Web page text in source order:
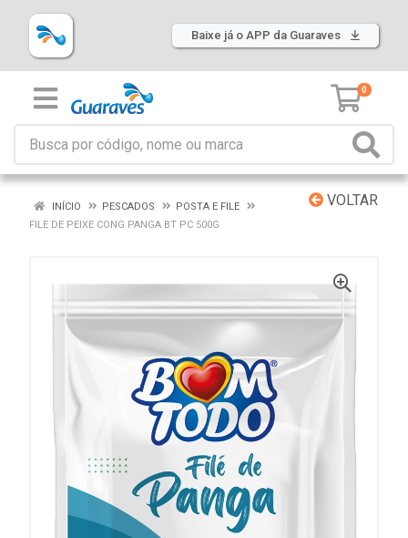
Baixe já o APP da Guaraves
0
VOLTAR
INÍCIO PESCADOS
POSTA E FILE
FILE DE PEIXE CONG PANGA BT PC 500G